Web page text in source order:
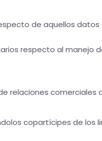
de aquellos
respecto al manejo
relaciones comerciales
copartícipes de los